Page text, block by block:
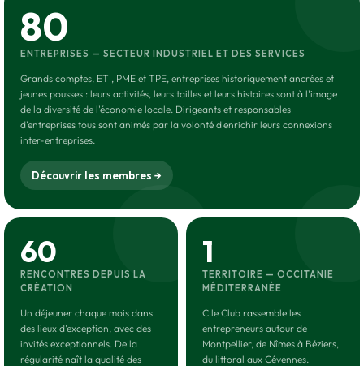
80
ENTREPRISES — SECTEUR INDUSTRIEL ET DES SERVICES
Grands comptes, ETI, PME et TPE, entreprises historiquement ancrées et
jeunes pousses : leurs activités, leurs tailles et leurs histoires sont à l'image
de la diversité de l'économie locale. Dirigeants et responsables
d'entreprises tous sont animés par la volonté d'enrichir leurs connexions
inter-entreprises.
Découvrir les membres →
60
RENCONTRES DEPUIS LA
CRÉATION
Un déjeuner chaque mois dans
des lieux d'exception, avec des
invités exceptionnels. De la
régularité naît la qualité des
1
TERRITOIRE — OCCITANIE
MÉDITERRANÉE
C le Club rassemble les
entrepreneurs autour de
Montpellier, de Nîmes à Béziers,
du littoral aux Cévennes.